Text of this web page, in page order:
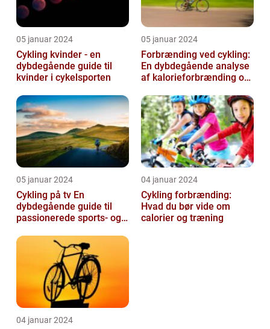
05 januar 2024
Cykling kvinder - en
dybdegående guide til
kvinder i cykelsporten
05 januar 2024
Forbrænding ved cykling:
En dybdegående analyse
af kalorieforbrænding og
si...
05 januar 2024
Cykling på tv En
dybdegående guide til
passionerede sports- og
04 januar 2024
Cykling forbrænding:
Hvad du bør vide om
calorier og træning
04 januar 2024